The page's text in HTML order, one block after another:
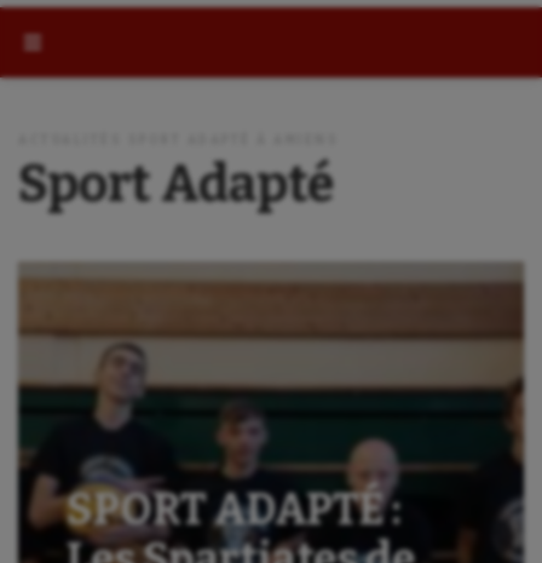
Sport Adapté
SPORT ADAPTÉ :